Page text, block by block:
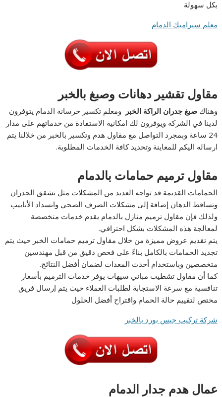
بكل سهولة
معلم سيراميك الدمام
مقاول تقشير دهانات وصبغ بالخبر
وهناكصبغ جدران الراكة الخبر
ومعلم تكسير خرسانة الدمام يتوفرون
لدينا في الشركة ويوفرون لك امكانية الاستفادة من خدماتهم على مدار
24 ساعة وبمجرد التواصل مع مقاول هدم وتكسير بالخبر من خلالنا يتم
ارساله اليكم للمعاينة وتحديد كافة الخدمات المطلوبة.
مقاول ترميم حمامات بالدمام
الحمامات القديمة قد تواجه العديد من المشكلات مثل تشقق الجدران
وتساقط الدهان إضافة إلى مشكلات الصرف الصحي وانسداد الأنابيب
ولذلك فإن مقاول ترميم منازل بالدمام يقدم خدمات متخصصة
لمعالجة هذه المشكلات بشكل احترافي.
يتم تقديم عروض مميزة من خلال مقاول ترميم حمامات الخبر حيث يتم
تجديد الحمامات بالكامل بناءً على فحص دقيق من قبل مهندسين
متخصصين وباستخدام أحدث المعدات لضمان أفضل النتائج.
كما أن مقاول تشطيب مباني سيهات يوفر خدمات الترميم بأسعار
تنافسية مع سرعة الاستجابة لطلبات العملاء حيث يتم إرسال فريق
مختص لتقييم حالة الحمام واقتراح أفضل الحلول
شركة تركيب جبس بورد بالخبر
عمال هدم جدار الدمام